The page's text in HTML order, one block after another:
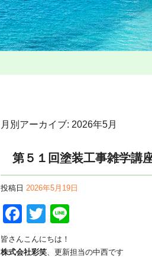
月別アーカイブ: 2026年5月
第５１回塗装工事雑学講
投稿日 2026年5月19日
Facebook
Twitter
皆さんこんにちは！
株式会社彩笑、更新担当の中西です